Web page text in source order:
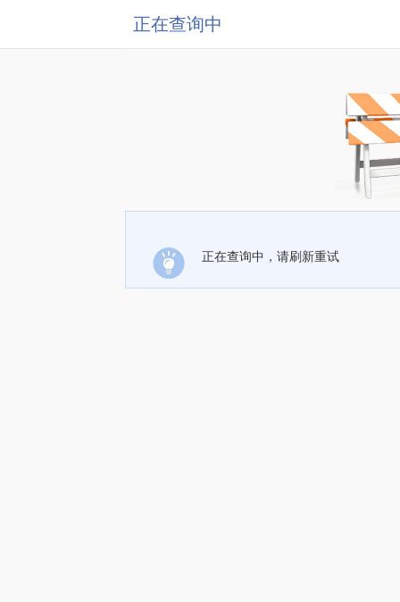
正在查询中
正在查询中，请刷新重试